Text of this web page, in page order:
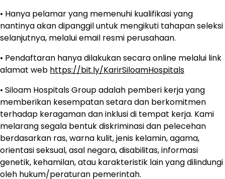
• Hanya pelamar yang memenuhi kualifikasi yang
nantinya akan dipanggil untuk mengikuti tahapan seleksi
selanjutnya, melalui email resmi perusahaan.
• Pendaftaran hanya dilakukan secara online melalui link
alamat web https://bit.ly/KarirSiloamHospitals
• Siloam Hospitals Group adalah pemberi kerja yang
memberikan kesempatan setara dan berkomitmen
terhadap keragaman dan inklusi di tempat kerja. Kami
melarang segala bentuk diskriminasi dan pelecehan
berdasarkan ras, warna kulit, jenis kelamin, agama,
orientasi seksual, asal negara, disabilitas, informasi
genetik, kehamilan, atau karakteristik lain yang dilindungi
oleh hukum/peraturan pemerintah.